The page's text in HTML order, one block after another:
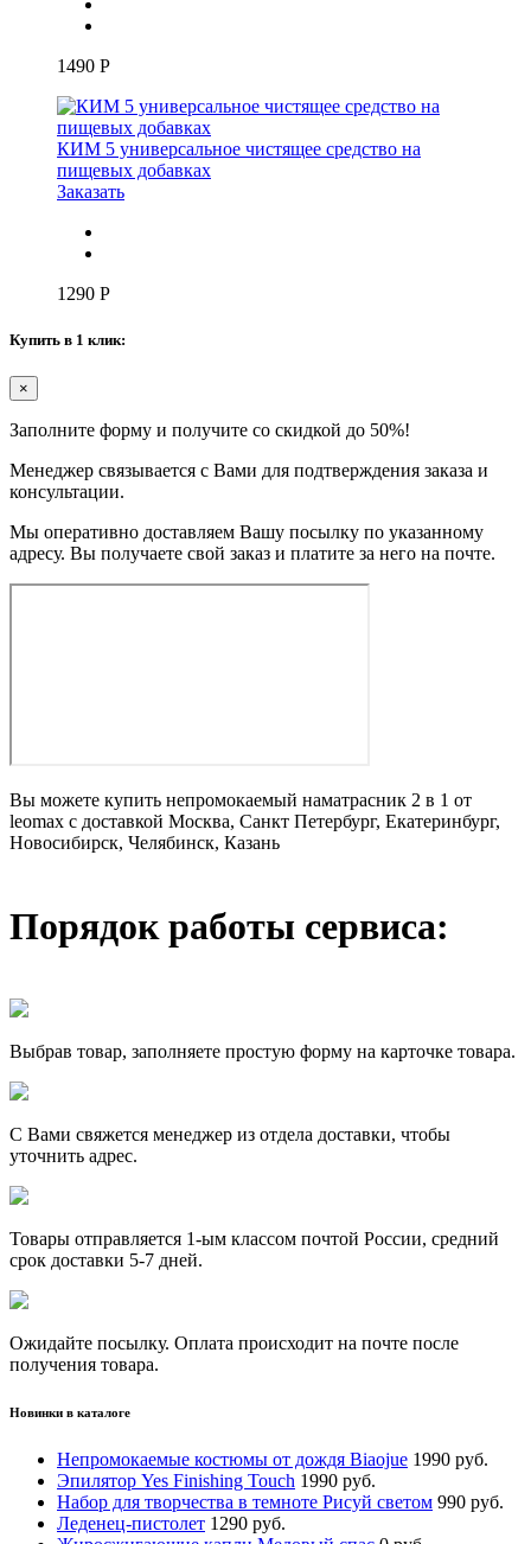
1490 Р
КИМ 5 универсальное чистящее средство на
пищевых добавках
Заказать
1290 Р
Купить в 1 клик:
×
Заполните форму и получите со скидкой до 50%!
Менеджер связывается с Вами для подтверждения заказа и
консультации.
Мы оперативно доставляем Вашу посылку по указанному
адресу. Вы получаете свой заказ и платите за него на почте.
Вы можете купить непромокаемый наматрасник 2 в 1 от
leomax с доставкой Москва, Санкт Петербург, Екатеринбург,
Новосибирск, Челябинск, Казань
Порядок работы сервиса:
Выбрав товар, заполняете простую форму на карточке товара.
С Вами свяжется менеджер из отдела доставки, чтобы
уточнить адрес.
Товары отправляется 1-ым классом почтой России, средний
срок доставки 5-7 дней.
Ожидайте посылку. Оплата происходит на почте после
получения товара.
Новинки в каталоге
Непромокаемые костюмы от дождя Biaojue 1990 руб.
Эпилятор Yes Finishing Touch 1990 руб.
Набор для творчества в темноте Рисуй светом 990 руб.
Леденец-пистолет 1290 руб.